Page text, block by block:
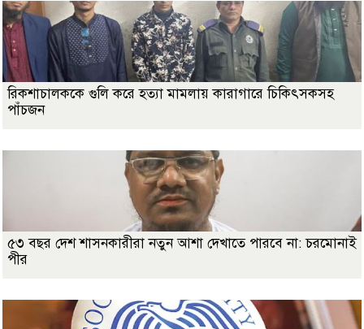
রিকশাচালককে গুলি করে হত্যা মামলায় কারাগারে চিকিৎসকসহ
পাঁচজন
৫৩ বছর দেশ শাসনকারীরা নতুন আশা দেখাতে পারবে না: চরমোনাই
পীর